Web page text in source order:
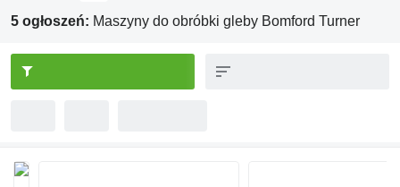
5 ogłoszeń: Maszyny do obróbki gleby Bomford Turner